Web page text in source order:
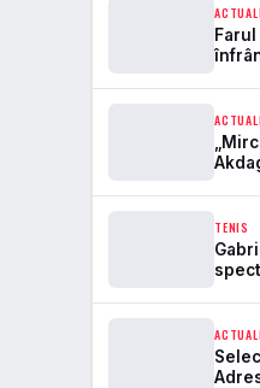
Ianis
de
se
TENIS
cum